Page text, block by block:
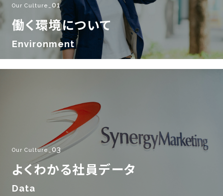
Our Culture_01
働く環境について
Environment
Our Culture_03
よくわかる社員データ
Data